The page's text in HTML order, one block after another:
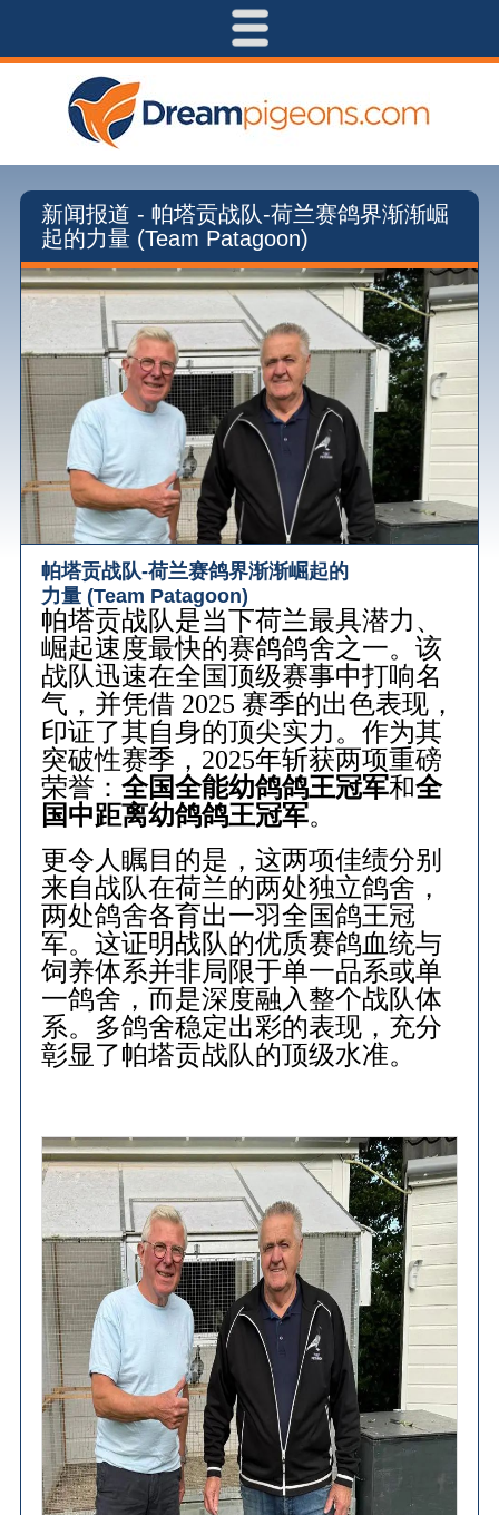
新闻报道 - 帕塔贡战队-荷兰赛鸽界渐渐崛
起的力量 (Team Patagoon)
帕塔贡战队-荷兰赛鸽界渐渐崛起的
力量 (Team Patagoon)
帕塔贡战队是当下荷兰最具潜力、
崛起速度最快的赛鸽鸽舍之一。该
战队迅速在全国顶级赛事中打响名
气，并凭借 2025 赛季的出色表现，
印证了其自身的顶尖实力。作为其
突破性赛季，2025年斩获两项重磅
荣誉： 全国全能幼鸽鸽王冠军和全
国中距离幼鸽鸽王冠军。
更令人瞩目的是，这两项佳绩分别
来自战队在荷兰的两处独立鸽舍，
两处鸽舍各育出一羽全国鸽王冠
军。这证明战队的优质赛鸽血统与
饲养体系并非局限于单一品系或单
一鸽舍，而是深度融入整个战队体
系。多鸽舍稳定出彩的表现，充分
彰显了帕塔贡战队的顶级水准。